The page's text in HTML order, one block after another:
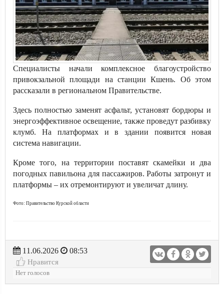
Специалисты начали комплексное благоустройство
привокзальной площади на станции Кшень. Об этом
рассказали в региональном Правительстве.
Здесь полностью заменят асфальт, установят бордюры и
энергоэффективное освещение, также проведут разбивку
клумб. На платформах и в здании появится новая
система навигации.
Кроме того, на территории поставят скамейки и два
погодных павильона для пассажиров. Работы затронут и
платформы – их отремонтируют и увеличат длину.
Фото: Правительство Курской области
11.06.2026
08:53
Нравится
Нет голосов